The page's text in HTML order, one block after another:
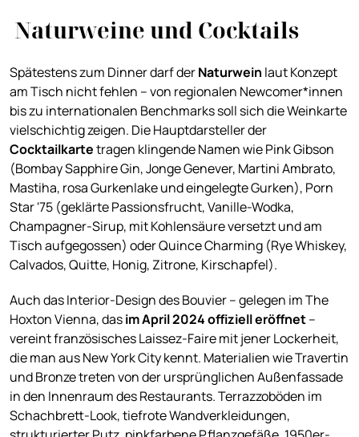
Naturweine und Cocktails
Spätestens zum Dinner darf derNaturwein laut Konzept
am Tisch nicht fehlen – von regionalen Newcomer*innen
bis zu internationalen Benchmarks soll sich die Weinkarte
vielschichtig zeigen. Die Hauptdarsteller der
Cocktailkartetragen klingende Namen wie Pink Gibson
(Bombay Sapphire Gin, Jonge Genever, Martini Ambrato,
Mastiha, rosa Gurkenlake und eingelegte Gurken), Porn
Star '75 (geklärte Passionsfrucht, Vanille-Wodka,
Champagner-Sirup, mit Kohlensäure versetzt und am
Tisch aufgegossen) oder Quince Charming (Rye Whiskey,
Calvados, Quitte, Honig, Zitrone, Kirschapfel).
Auch das Interior-Design des Bouvier – gelegen im The
Hoxton Vienna, dasim April 2024 offiziell eröffnet–
vereint französisches Laissez-Faire mit jener Lockerheit,
die man aus New York City kennt. Materialien wie Travertin
und Bronze treten von der ursprünglichen Außenfassade
in den Innenraum des Restaurants. Terrazzoböden im
Schachbrett-Look, tiefrote Wandverkleidungen,